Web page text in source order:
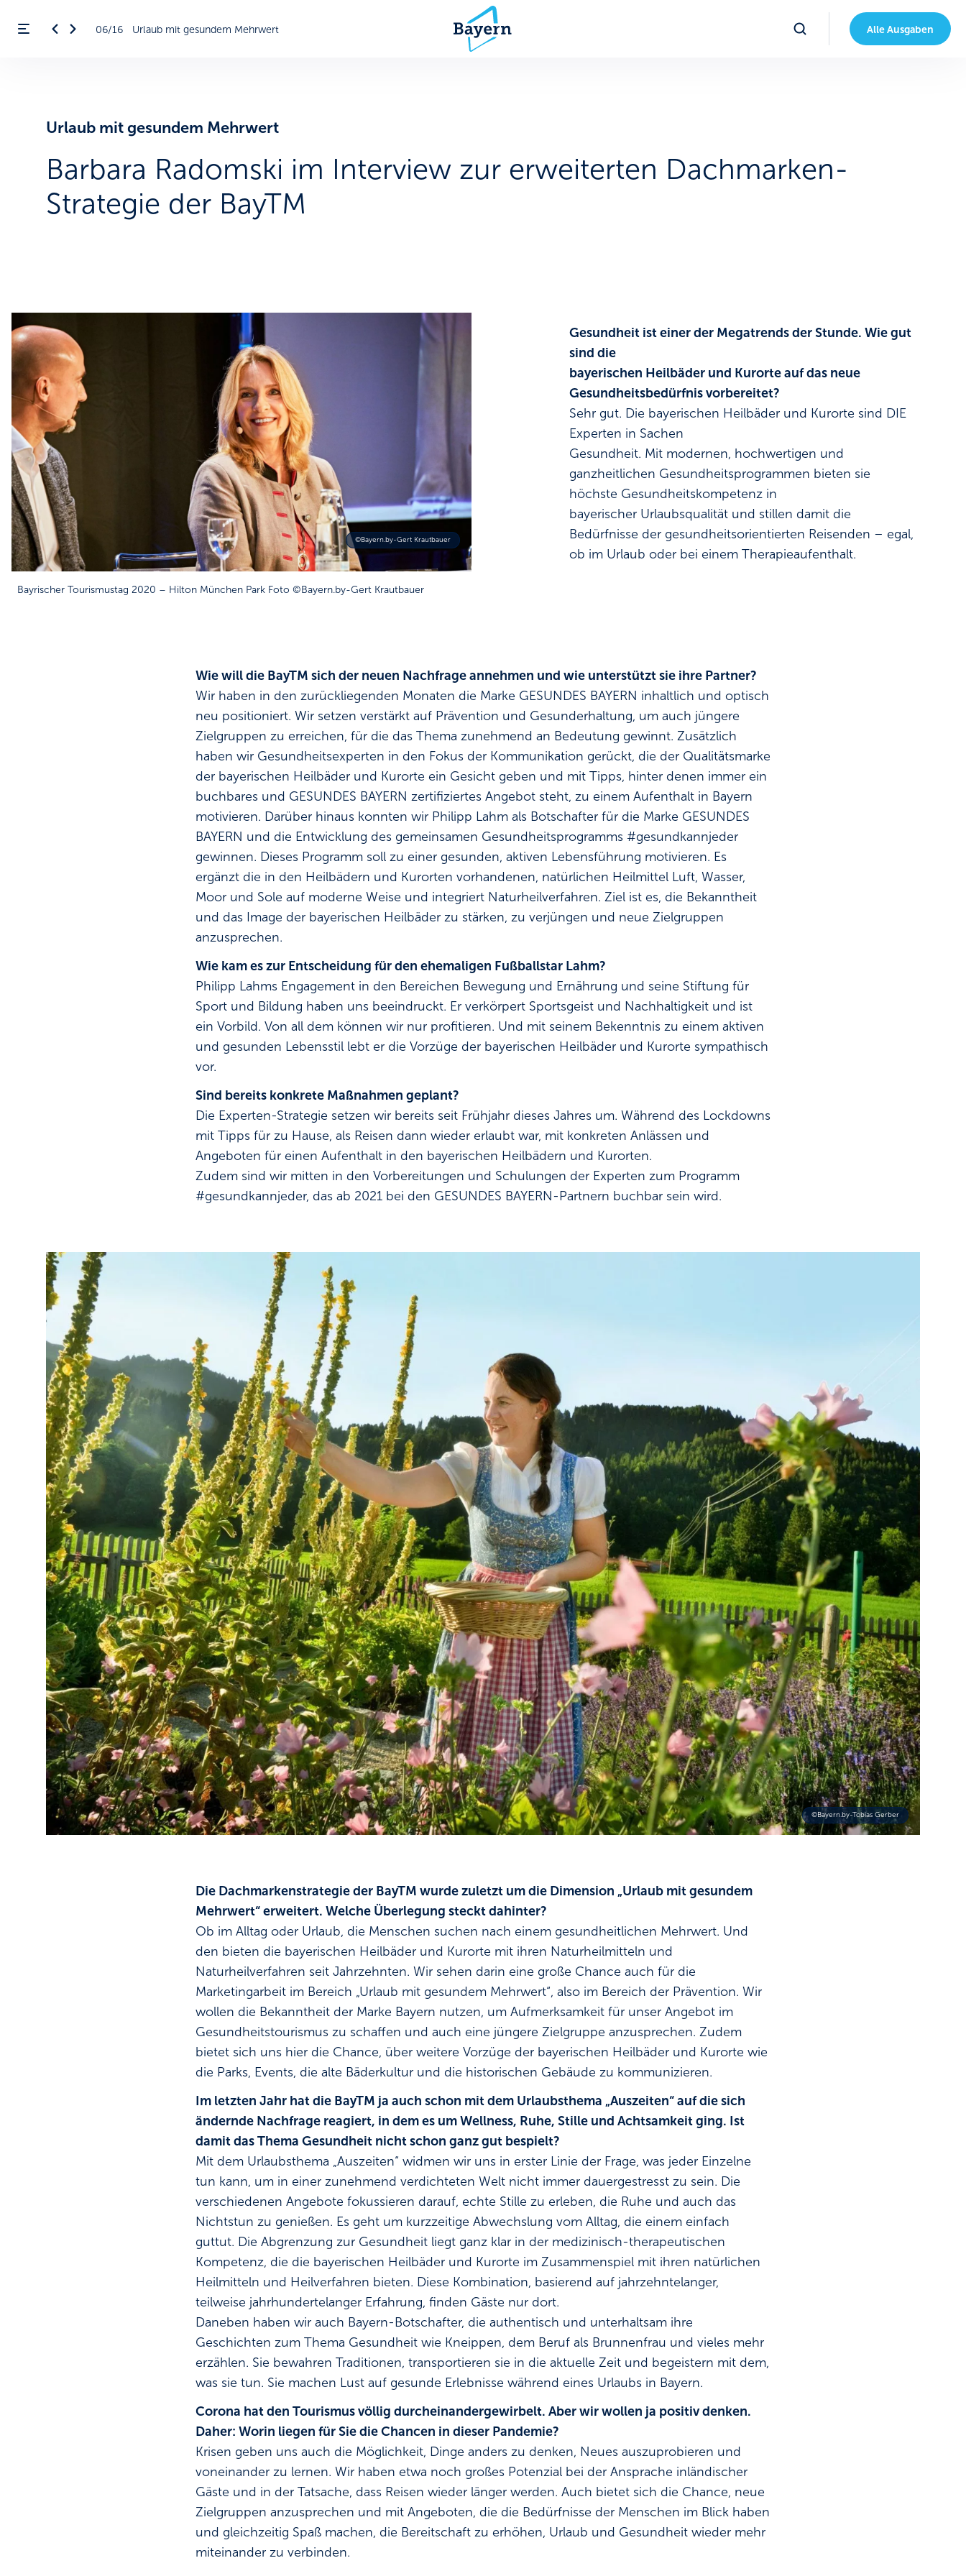
Menü öffnen 06/16 Urlaub mit gesundem Mehrwert Alle Ausgaben
Urlaub mit gesundem Mehrwert
Barbara Radomski im Interview zur erweiterten Dachmarken-
Strategie der BayTM
©Bayern.by-Gert Krautbauer
Bayrischer Tourismustag 2020 – Hilton München Park Foto ©Bayern.by-Gert Krautbauer
Gesundheit ist einer der Megatrends der Stunde. Wie gut
sind die
bayerischen Heilbäder und Kurorte auf das neue
Gesundheitsbedürfnis vorbereitet?
Sehr gut. Die bayerischen Heilbäder und Kurorte sind DIE
Experten in Sachen
Gesundheit. Mit modernen, hochwertigen und
ganzheitlichen Gesundheitsprogrammen bieten sie
höchste Gesundheitskompetenz in
bayerischer Urlaubsqualität und stillen damit die
Bedürfnisse der gesundheitsorientierten Reisenden – egal,
ob im Urlaub oder bei einem Therapieaufenthalt.
Wie will die BayTM sich der neuen Nachfrage annehmen und wie unterstützt sie ihre Partner?
Wir haben in den zurückliegenden Monaten die Marke GESUNDES BAYERN inhaltlich und optisch
neu positioniert. Wir setzen verstärkt auf Prävention und Gesunderhaltung, um auch jüngere
Zielgruppen zu erreichen, für die das Thema zunehmend an Bedeutung gewinnt. Zusätzlich
haben wir Gesundheitsexperten in den Fokus der Kommunikation gerückt, die der Qualitätsmarke
der bayerischen Heilbäder und Kurorte ein Gesicht geben und mit Tipps, hinter denen immer ein
buchbares und GESUNDES BAYERN zertifiziertes Angebot steht, zu einem Aufenthalt in Bayern
motivieren. Darüber hinaus konnten wir Philipp Lahm als Botschafter für die Marke GESUNDES
BAYERN und die Entwicklung des gemeinsamen Gesundheitsprogramms #gesundkannjeder
gewinnen. Dieses Programm soll zu einer gesunden, aktiven Lebensführung motivieren. Es
ergänzt die in den Heilbädern und Kurorten vorhandenen, natürlichen Heilmittel Luft, Wasser,
Moor und Sole auf moderne Weise und integriert Naturheilverfahren. Ziel ist es, die Bekanntheit
und das Image der bayerischen Heilbäder zu stärken, zu verjüngen und neue Zielgruppen
anzusprechen.
Wie kam es zur Entscheidung für den ehemaligen Fußballstar Lahm?
Philipp Lahms Engagement in den Bereichen Bewegung und Ernährung und seine Stiftung für
Sport und Bildung haben uns beeindruckt. Er verkörpert Sportsgeist und Nachhaltigkeit und ist
ein Vorbild. Von all dem können wir nur profitieren. Und mit seinem Bekenntnis zu einem aktiven
und gesunden Lebensstil lebt er die Vorzüge der bayerischen Heilbäder und Kurorte sympathisch
vor.
Sind bereits konkrete Maßnahmen geplant?
Die Experten-Strategie setzen wir bereits seit Frühjahr dieses Jahres um. Während des Lockdowns
mit Tipps für zu Hause, als Reisen dann wieder erlaubt war, mit konkreten Anlässen und
Angeboten für einen Aufenthalt in den bayerischen Heilbädern und Kurorten.
Zudem sind wir mitten in den Vorbereitungen und Schulungen der Experten zum Programm
#gesundkannjeder, das ab 2021 bei den GESUNDES BAYERN-Partnern buchbar sein wird.
©Bayern.by-Tobias Gerber
Die Dachmarkenstrategie der BayTM wurde zuletzt um die Dimension „Urlaub mit gesundem
Mehrwert“ erweitert. Welche Überlegung steckt dahinter?
Ob im Alltag oder Urlaub, die Menschen suchen nach einem gesundheitlichen Mehrwert. Und
den bieten die bayerischen Heilbäder und Kurorte mit ihren Naturheilmitteln und
Naturheilverfahren seit Jahrzehnten. Wir sehen darin eine große Chance auch für die
Marketingarbeit im Bereich „Urlaub mit gesundem Mehrwert“, also im Bereich der Prävention. Wir
wollen die Bekanntheit der Marke Bayern nutzen, um Aufmerksamkeit für unser Angebot im
Gesundheitstourismus zu schaffen und auch eine jüngere Zielgruppe anzusprechen. Zudem
bietet sich uns hier die Chance, über weitere Vorzüge der bayerischen Heilbäder und Kurorte wie
die Parks, Events, die alte Bäderkultur und die historischen Gebäude zu kommunizieren.
Im letzten Jahr hat die BayTM ja auch schon mit dem Urlaubsthema „Auszeiten“ auf die sich
ändernde Nachfrage reagiert, in dem es um Wellness, Ruhe, Stille und Achtsamkeit ging. Ist
damit das Thema Gesundheit nicht schon ganz gut bespielt?
Mit dem Urlaubsthema „Auszeiten“ widmen wir uns in erster Linie der Frage, was jeder Einzelne
tun kann, um in einer zunehmend verdichteten Welt nicht immer dauergestresst zu sein. Die
verschiedenen Angebote fokussieren darauf, echte Stille zu erleben, die Ruhe und auch das
Nichtstun zu genießen. Es geht um kurzzeitige Abwechslung vom Alltag, die einem einfach
guttut. Die Abgrenzung zur Gesundheit liegt ganz klar in der medizinisch-therapeutischen
Kompetenz, die die bayerischen Heilbäder und Kurorte im Zusammenspiel mit ihren natürlichen
Heilmitteln und Heilverfahren bieten. Diese Kombination, basierend auf jahrzehntelanger,
teilweise jahrhundertelanger Erfahrung, finden Gäste nur dort.
Daneben haben wir auch Bayern-Botschafter, die authentisch und unterhaltsam ihre
Geschichten zum Thema Gesundheit wie Kneippen, dem Beruf als Brunnenfrau und vieles mehr
erzählen. Sie bewahren Traditionen, transportieren sie in die aktuelle Zeit und begeistern mit dem,
was sie tun. Sie machen Lust auf gesunde Erlebnisse während eines Urlaubs in Bayern.
Corona hat den Tourismus völlig durcheinandergewirbelt. Aber wir wollen ja positiv denken.
Daher: Worin liegen für Sie die Chancen in dieser Pandemie?
Krisen geben uns auch die Möglichkeit, Dinge anders zu denken, Neues auszuprobieren und
voneinander zu lernen. Wir haben etwa noch großes Potenzial bei der Ansprache inländischer
Gäste und in der Tatsache, dass Reisen wieder länger werden. Auch bietet sich die Chance, neue
Zielgruppen anzusprechen und mit Angeboten, die die Bedürfnisse der Menschen im Blick haben
und gleichzeitig Spaß machen, die Bereitschaft zu erhöhen, Urlaub und Gesundheit wieder mehr
miteinander zu verbinden.